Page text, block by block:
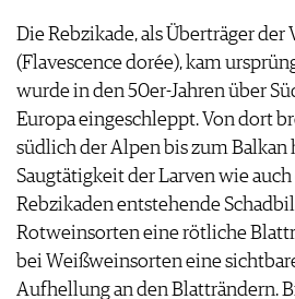
Die Rebzikade, als Überträger
(Flavescence dorée), kam
wurde in den 50er-Jahren über
Europa eingeschleppt. Von dort
südlich der Alpen bis zum Balkan
Saugtätigkeit der Larven wie
Rebzikaden entstehende
Rotweinsorten eine rötliche
bei Weißweinsorten eine
Aufhellung an den Blatträndern.